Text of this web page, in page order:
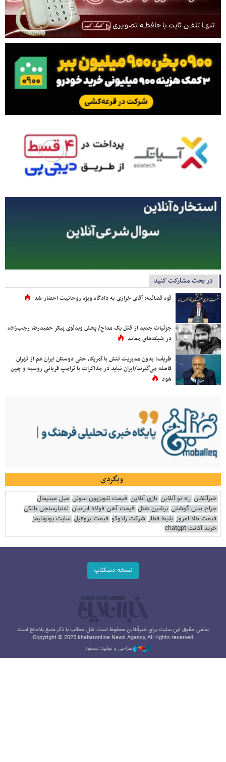
در بحث مشارکت کنید
قوه قضائیه: آقای خرازی به دادگاه ویژه روحانیت احضار شد
جزئیات جدید از قتل یک مداح/ پخش ویدئوی پیکر حمیدرضا رجب‌زاده
در شبکه‌های معاند
ظریف: بدون مدیریت تنش با آمریکا، حتی دوستان ایران هم از تهران
فاصله می‌گیرند/ایران نباید در مذاکرات با ترامپ قربانی روسیه و چین
شود
وبگردی
خبرآنلاین راه نو آنلاین بازی آنلاین قیمت تلویزیون سونی مبل مینیمال
جراح بینی گوشتی پرشین هتل قیمت آهن فولاد ایرانیان اعتبارسنجی بانکی
قیمت طلا امروز بلیط قطار شرکت رادوکو قیمت پروفیل سایت یوتوتایمز
خرید اکانت chatgpt
نسخه دسکتاپ
تمامی حقوق این سایت برای خبرآنلاین محفوظ است. نقل مطالب با ذکر منبع بلامانع است.
Copyright © 2025 khabaronline News Agancy, All rights reserved
طراحی و تولید: نستوه